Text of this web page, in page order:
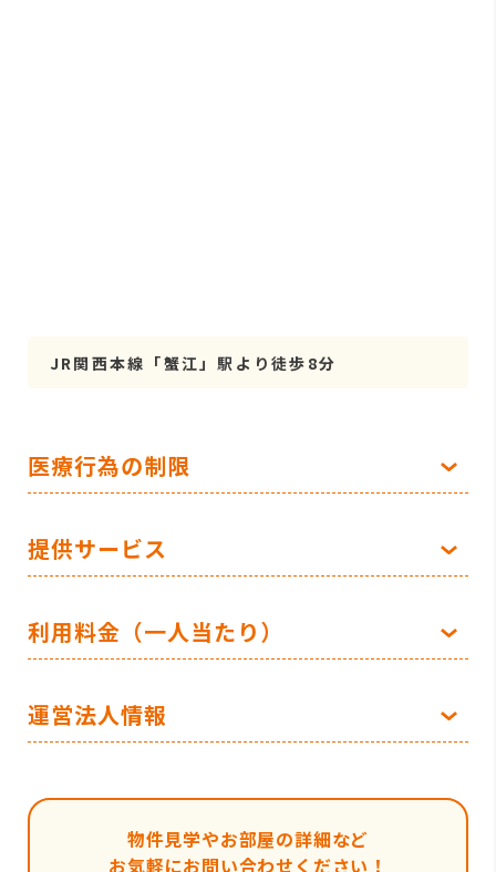
JR関西本線「蟹江」駅より徒歩8分
医療行為の制限
提供サービス
利用料金（一人当たり）
運営法人情報
物件見学やお部屋の詳細など
お気軽にお問い合わせください！